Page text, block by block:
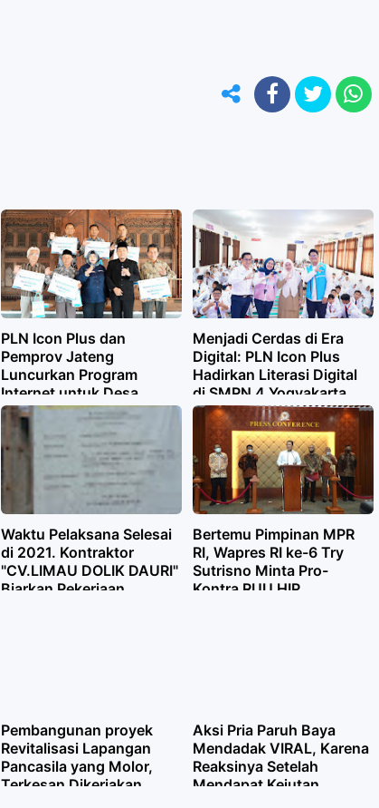
PLN Icon Plus dan
Pemprov Jateng
Luncurkan Program
Internet untuk Desa
Blankspot
Menjadi Cerdas di Era
Digital: PLN Icon Plus
Hadirkan Literasi Digital
di SMPN 4 Yogyakarta
Waktu Pelaksana Selesai
di 2021. Kontraktor
"CV.LIMAU DOLIK DAURI"
Biarkan Pekerjaan
Bertemu Pimpinan MPR
RI, Wapres RI ke-6 Try
Sutrisno Minta Pro-
Kontra RUU HIP
Pembangunan proyek
Revitalisasi Lapangan
Pancasila yang Molor,
Terkesan Dikerjakan
Aksi Pria Paruh Baya
Mendadak VIRAL, Karena
Reaksinya Setelah
Mendapat Kejutan